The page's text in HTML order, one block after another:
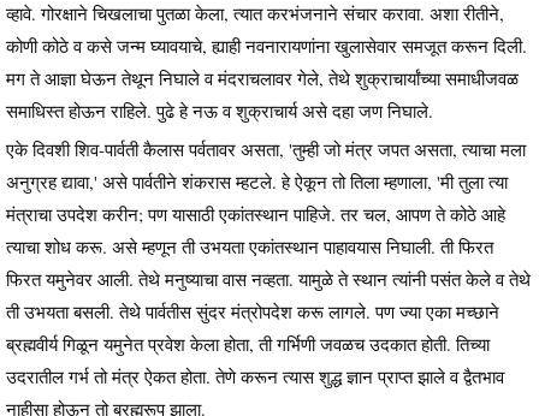
व्हावे. गोरक्षाने चिखलाचा पुतळा केला, त्यात करभंजनाने संचार करावा. अशा रीतीने,
कोणी कोठे व कसे जन्म घ्यावयाचे, ह्याही नवनारायणांना खुलासेवार समजूत करून दिली.
मग ते आज्ञा घेऊन तेथून निघाले व मंदराचलावर गेले, तेथे शुक्राचार्यांच्या समाधीजवळ
समाधिस्त होऊन राहिले. पुढे हे नऊ व शुक्राचार्य असे दहा जण निघाले.
एके दिवशी शिव-पार्वती कैलास पर्वतावर असता, 'तुम्ही जो मंत्र जपत असता, त्याचा मला
अनुग्रह द्यावा,' असे पार्वतीने शंकरास म्हटले. हे ऐकून तो तिला म्हणाला, 'मी तुला त्या
मंत्राचा उपदेश करीन; पण यासाठी एकांतस्थान पाहिजे. तर चल, आपण ते कोठे आहे
त्याचा शोध करू. असे म्हणून ती उभयता एकांतस्थान पाहावयास निघाली. ती फिरत
फिरत यमुनेवर आली. तेथे मनुष्याचा वास नव्हता. यामुळे ते स्थान त्यांनी पसंत केले व तेथे
ती उभयता बसली. तेथे पार्वतीस सुंदर मंत्रोपदेश करू लागले. पण ज्या एका मच्छाने
ब्रह्मवीर्य गिळून यमुनेत प्रवेश केला होता, ती गर्भिणी जवळच उदकात होती. तिच्या
उदरातील गर्भ तो मंत्र ऐकत होता. तेणे करून त्यास शुद्ध ज्ञान प्राप्त झाले व द्वैतभाव
नाहीसा होऊन तो ब्रह्मरूप झाला.